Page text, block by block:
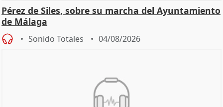
Pérez de Siles, sobre su marcha del Ayuntamiento
de Málaga
Sonido Totales 04/08/2026